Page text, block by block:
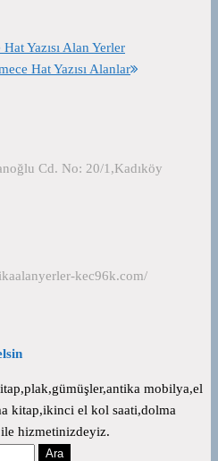
Hat Yazısı Alan Yerler
Hat Yazısı Alanlar
Cd. No: 20/1,Kadıköy
kec96k.com/
mobilya,el
kitap,ikinci el kol saati,dolma
hizmetinizdeyiz.